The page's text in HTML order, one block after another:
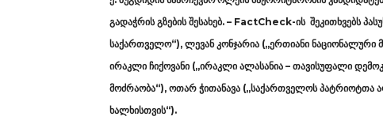
გადაჭრის გზების შესახებ. – FactCheck-ის შეკითხვებს
საქართველო“), ლევან კონჯარია („ერთიანი
ირაკლი ჩიქოვანი („ირაკლი ალასანია – თავისუფალი
მოძრაობა“), ოთარ ჭითანავა („საქართველოს პატრიოტთა
ხალხისთვის“).